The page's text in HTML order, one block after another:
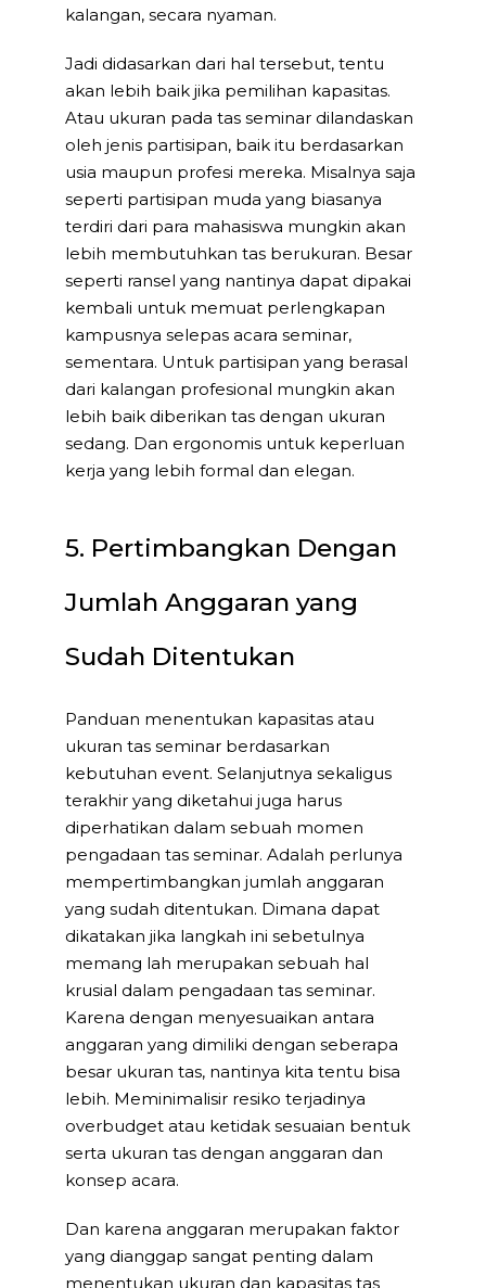
kalangan, secara nyaman.
Jadi didasarkan dari hal tersebut, tentu
akan lebih baik jika pemilihan kapasitas.
Atau ukuran pada tas seminar dilandaskan
oleh jenis partisipan, baik itu berdasarkan
usia maupun profesi mereka. Misalnya saja
seperti partisipan muda yang biasanya
terdiri dari para mahasiswa mungkin akan
lebih membutuhkan tas berukuran. Besar
seperti ransel yang nantinya dapat dipakai
kembali untuk memuat perlengkapan
kampusnya selepas acara seminar,
sementara. Untuk partisipan yang berasal
dari kalangan profesional mungkin akan
lebih baik diberikan tas dengan ukuran
sedang. Dan ergonomis untuk keperluan
kerja yang lebih formal dan elegan.
5. Pertimbangkan Dengan
Jumlah Anggaran yang
Sudah Ditentukan
Panduan menentukan kapasitas atau
ukuran tas seminar berdasarkan
kebutuhan event. Selanjutnya sekaligus
terakhir yang diketahui juga harus
diperhatikan dalam sebuah momen
pengadaan tas seminar. Adalah perlunya
mempertimbangkan jumlah anggaran
yang sudah ditentukan. Dimana dapat
dikatakan jika langkah ini sebetulnya
memang lah merupakan sebuah hal
krusial dalam pengadaan tas seminar.
Karena dengan menyesuaikan antara
anggaran yang dimiliki dengan seberapa
besar ukuran tas, nantinya kita tentu bisa
lebih. Meminimalisir resiko terjadinya
overbudget atau ketidak sesuaian bentuk
serta ukuran tas dengan anggaran dan
konsep acara.
Dan karena anggaran merupakan faktor
yang dianggap sangat penting dalam
menentukan ukuran dan kapasitas tas